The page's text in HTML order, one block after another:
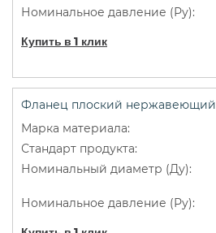
Купить в 1 клик
Фланец плоский нержавеющий